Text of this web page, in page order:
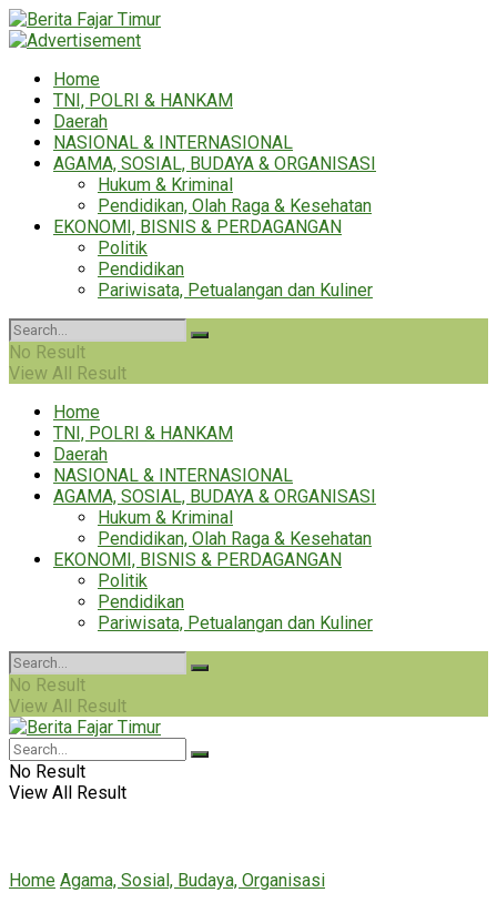
Home
TNI, POLRI & HANKAM
Daerah
NASIONAL & INTERNASIONAL
AGAMA, SOSIAL, BUDAYA & ORGANISASI
Hukum & Kriminal
Pendidikan, Olah Raga & Kesehatan
EKONOMI, BISNIS & PERDAGANGAN
Politik
Pendidikan
Pariwisata, Petualangan dan Kuliner
No Result
View All Result
Home
TNI, POLRI & HANKAM
Daerah
NASIONAL & INTERNASIONAL
AGAMA, SOSIAL, BUDAYA & ORGANISASI
Hukum & Kriminal
Pendidikan, Olah Raga & Kesehatan
EKONOMI, BISNIS & PERDAGANGAN
Politik
Pendidikan
Pariwisata, Petualangan dan Kuliner
No Result
View All Result
No Result
View All Result
Home Agama, Sosial, Budaya, Organisasi